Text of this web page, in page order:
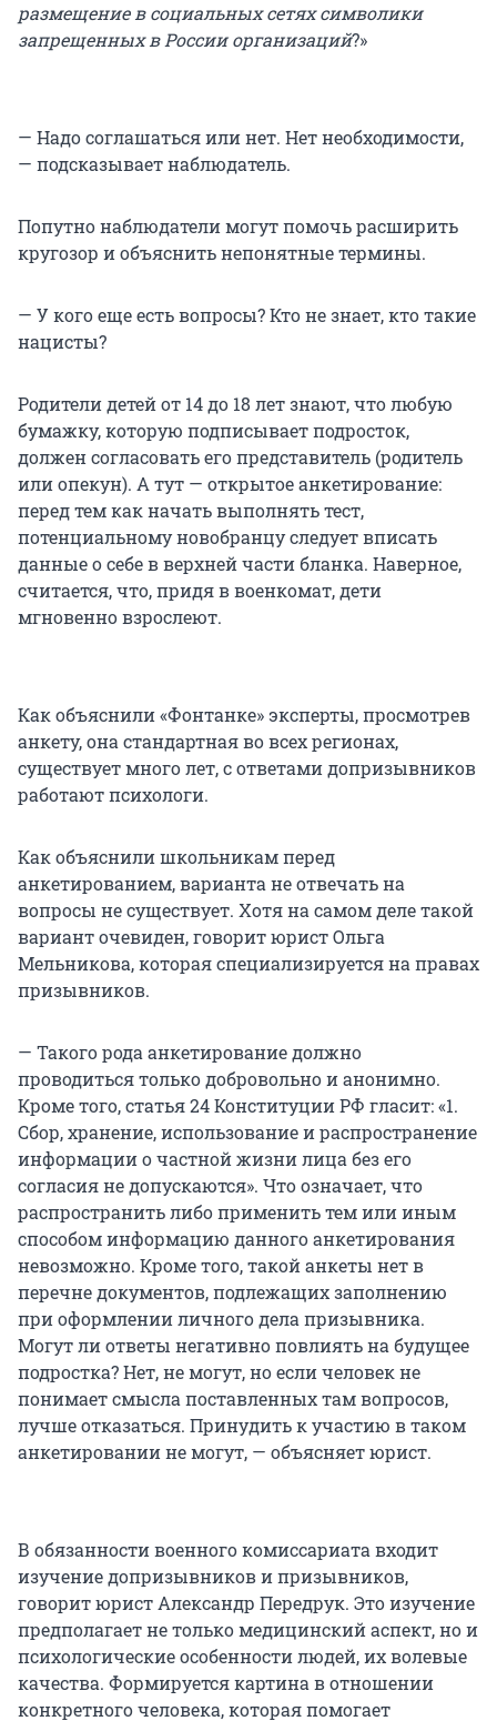
размещение в социальных сетях символики
запрещенных в России организаций?»
— Надо соглашаться или нет. Нет необходимости,
— подсказывает наблюдатель.
Попутно наблюдатели могут помочь расширить
кругозор и объяснить непонятные термины.
— У кого еще есть вопросы? Кто не знает, кто такие
нацисты?
Родители детей от 14 до 18 лет знают, что любую
бумажку, которую подписывает подросток,
должен согласовать его представитель (родитель
или опекун). А тут — открытое анкетирование:
перед тем как начать выполнять тест,
потенциальному новобранцу следует вписать
данные о себе в верхней части бланка. Наверное,
считается, что, придя в военкомат, дети
мгновенно взрослеют.
Как объяснили «Фонтанке» эксперты, просмотрев
анкету, она стандартная во всех регионах,
существует много лет, с ответами допризывников
работают психологи.
Как объяснили школьникам перед
анкетированием, варианта не отвечать на
вопросы не существует. Хотя на самом деле такой
вариант очевиден, говорит юрист Ольга
Мельникова, которая специализируется на правах
призывников.
— Такого рода анкетирование должно
проводиться только добровольно и анонимно.
Кроме того, статья 24 Конституции РФ гласит: «1.
Сбор, хранение, использование и распространение
информации о частной жизни лица без его
согласия не допускаются». Что означает, что
распространить либо применить тем или иным
способом информацию данного анкетирования
невозможно. Кроме того, такой анкеты нет в
перечне документов, подлежащих заполнению
при оформлении личного дела призывника.
Могут ли ответы негативно повлиять на будущее
подростка? Нет, не могут, но если человек не
понимает смысла поставленных там вопросов,
лучше отказаться. Принудить к участию в таком
анкетировании не могут, — объясняет юрист.
В обязанности военного комиссариата входит
изучение допризывников и призывников,
говорит юрист Александр Передрук. Это изучение
предполагает не только медицинский аспект, но и
психологические особенности людей, их волевые
качества. Формируется картина в отношении
конкретного человека, которая помогает